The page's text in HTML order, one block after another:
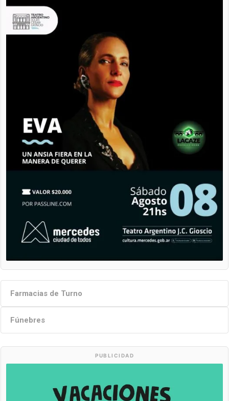
Farmacias de Turno
Fúnebres
PUBLICIDAD